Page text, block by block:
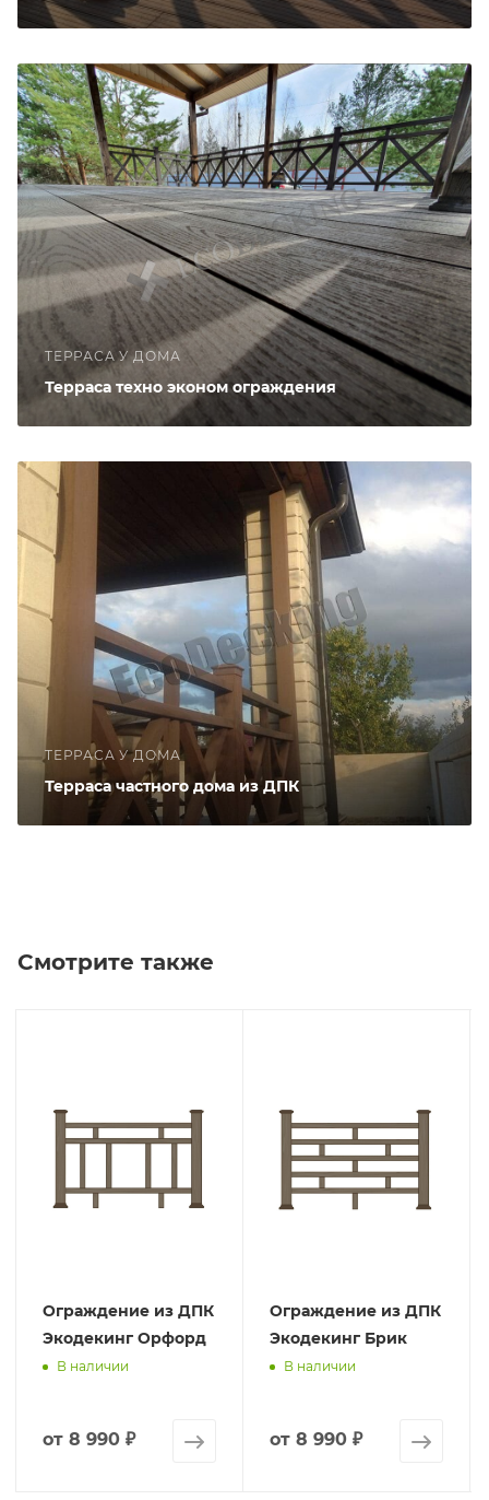
ТЕРРАСА У ДОМА
Терраса техно эконом ограждения
ТЕРРАСА У ДОМА
Терраса частного дома из ДПК
Смотрите также
Ограждение из ДПК
Экодекинг Орфорд
В наличии
от 8 990 ₽
Ограждение из ДПК
Экодекинг Брик
В наличии
от 8 990 ₽